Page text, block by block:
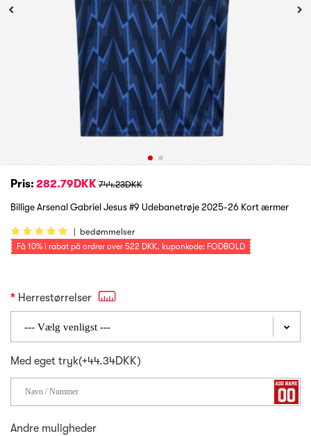
Pris: 282.79DKK 744.23DKK
Billige Arsenal Gabriel Jesus #9 Udebanetrøje 2025-26 Kort ærmer
| bedømmelser
Få 10% i rabat på ordrer over 522 DKK, kuponkode: FODBOLD
Herrestørrelser
Med eget tryk(+44.34DKK)
Andre muligheder